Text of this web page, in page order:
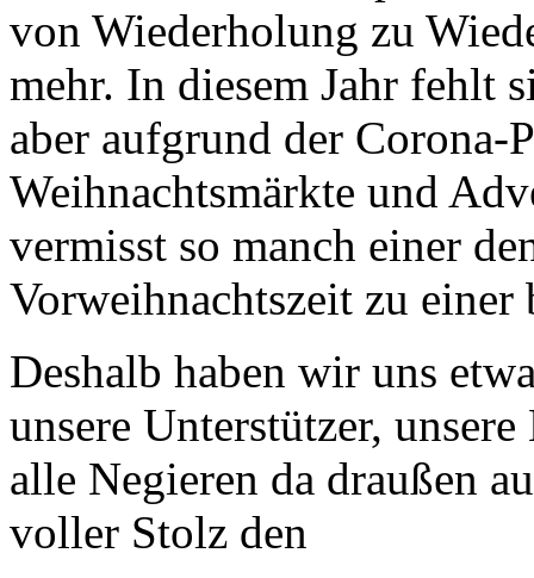
von Wiederholung zu
mehr. In diesem Jahr fehlt
aber aufgrund der Corona-
Weihnachtsmärkte und
vermisst so manch einer
Vorweihnachtszeit zu
Deshalb haben wir uns
unsere Unterstützer,
alle Negieren da draußen
voller Stolz den